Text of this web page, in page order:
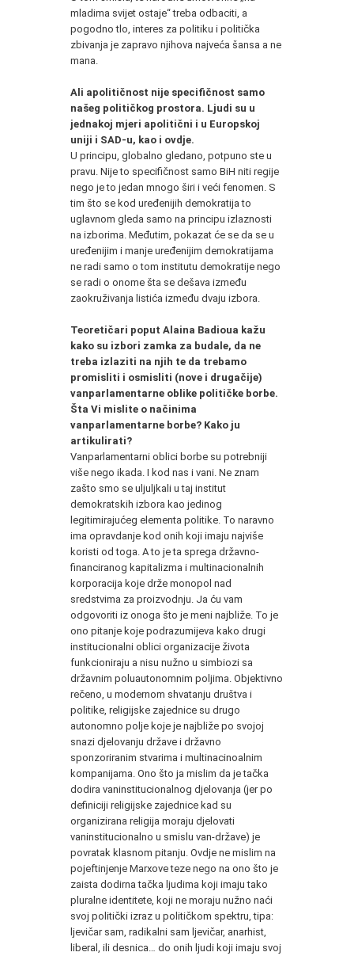
mladima svijet ostaje“ treba odbaciti, a
pogodno tlo, interes za politiku i politička
zbivanja je zapravo njihova najveća šansa a ne
mana.
Ali apolitičnost nije specifičnost samo
našeg političkog prostora. Ljudi su u
jednakoj mjeri apolitični i u Europskoj
uniji i SAD-u, kao i ovdje.
U principu, globalno gledano, potpuno ste u
pravu. Nije to specifičnost samo BiH niti regije
nego je to jedan mnogo širi i veći fenomen. S
tim što se kod uređenijih demokratija to
uglavnom gleda samo na principu izlaznosti
na izborima. Međutim, pokazat će se da se u
uređenijim i manje uređenijim demokratijama
ne radi samo o tom institutu demokratije nego
se radi o onome šta se dešava između
zaokruživanja listića između dvaju izbora.
Teoretičari poput Alaina Badioua kažu
kako su izbori zamka za budale, da ne
treba izlaziti na njih te da trebamo
promisliti i osmisliti (nove i drugačije)
vanparlamentarne oblike političke borbe.
Šta Vi mislite o načinima
vanparlamentarne borbe? Kako ju
artikulirati?
Vanparlamentarni oblici borbe su potrebniji
više nego ikada. I kod nas i vani. Ne znam
zašto smo se uljuljkali u taj institut
demokratskih izbora kao jedinog
legitimirajućeg elementa politike. To naravno
ima opravdanje kod onih koji imaju najviše
koristi od toga. A to je ta sprega državno-
financiranog kapitalizma i multinacionalnih
korporacija koje drže monopol nad
sredstvima za proizvodnju. Ja ću vam
odgovoriti iz onoga što je meni najbliže. To je
ono pitanje koje podrazumijeva kako drugi
institucionalni oblici organizacije života
funkcioniraju a nisu nužno u simbiozi sa
državnim poluautonomnim poljima. Objektivno
rečeno, u modernom shvatanju društva i
politike, religijske zajednice su drugo
autonomno polje koje je najbliže po svojoj
snazi djelovanju države i državno
sponzoriranim stvarima i multinacinoalnim
kompanijama. Ono što ja mislim da je tačka
dodira vaninstitucionalnog djelovanja (jer po
definiciji religijske zajednice kad su
organizirana religija moraju djelovati
vaninstitucionalno u smislu van-države) je
povratak klasnom pitanju. Ovdje ne mislim na
pojeftinjenje Marxove teze nego na ono što je
zaista dodirna tačka ljudima koji imaju tako
pluralne identitete, koji ne moraju nužno naći
svoj politički izraz u političkom spektru, tipa:
ljevičar sam, radikalni sam ljevičar, anarhist,
liberal, ili desnica… do onih ljudi koji imaju svoj